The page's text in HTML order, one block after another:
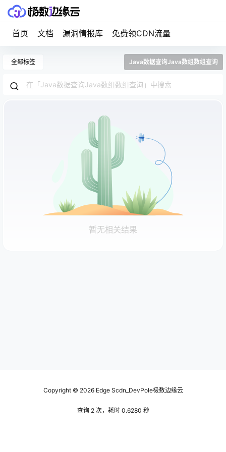
首页 文档 漏洞情报库 免费领CDN流量
全部标签 Java数据查询Java数组数组查询
暂无相关结果
Copyright © 2026Edge Scdn_DevPole极数边缘云
查询 2 次，耗时 0.6280 秒